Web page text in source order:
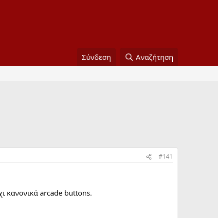
Σύνδεση Αναζήτηση
#141
κανονικά arcade buttons.